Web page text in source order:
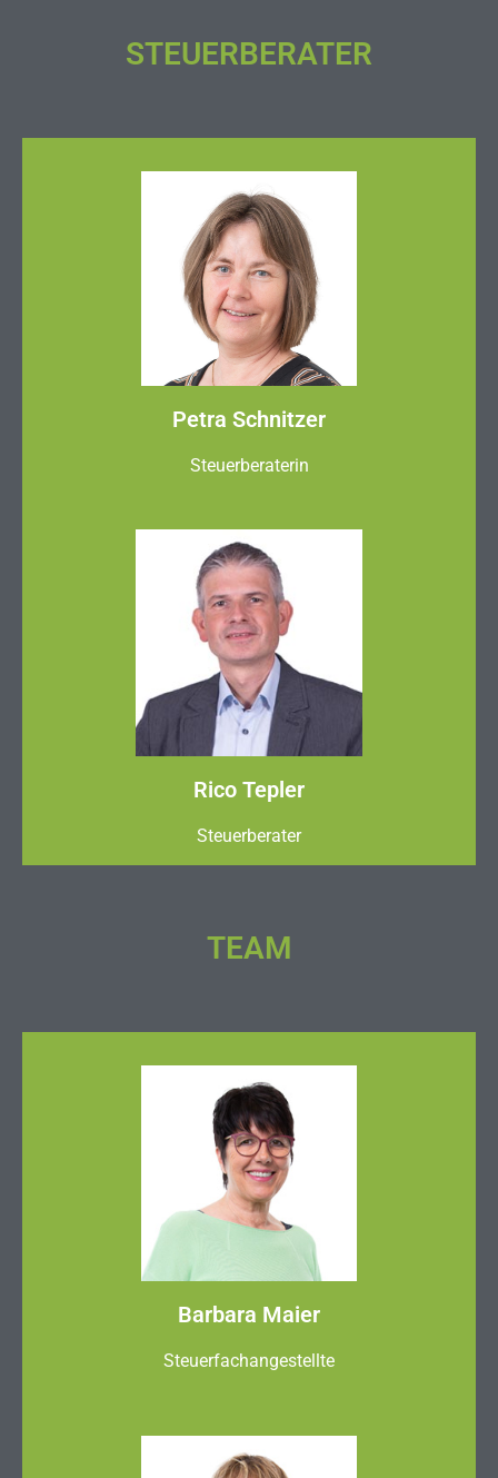
STEUERBERATER
Petra Schnitzer
Steuerberaterin
Rico Tepler
Steuerberater
TEAM
Barbara Maier
Steuerfachangestellte